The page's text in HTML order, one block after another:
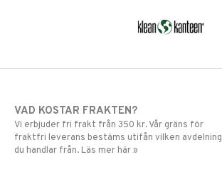
VAD KOSTAR FRAKTEN?
Vi erbjuder fri frakt från 350 kr. Vår gräns för
fraktfri leverans bestäms utifån vilken avdelning
du handlar från. Läs mer här »